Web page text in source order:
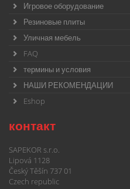
Игровое оборудование
Резиновые плиты
Уличная мебель
FAQ
термины и условия
НАШИ РЕКОМЕНДАЦИИ
Eshop
контакт
SAPEKOR s.r.o.
Lipová 1128
Český Těšín 737 01
Czech republic